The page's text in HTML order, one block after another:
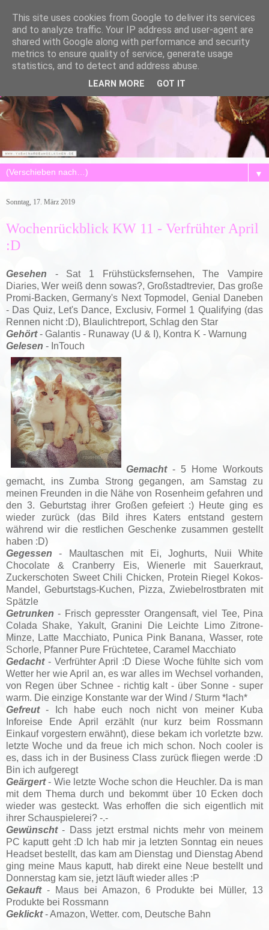
▼
Sonntag, 17. März 2019
Wochenrückblick KW 11 - Verfrühter April
:D
Gesehen - Sat 1 Frühstücksfernsehen, The Vampire
Diaries, Wer weiß denn sowas?, Großstadtrevier, Das große
Promi-Backen, Germany's Next Topmodel, Genial Daneben
- Das Quiz, Let's Dance, Exclusiv, Formel 1 Qualifying (das
Rennen nicht :D), Blaulichtreport, Schlag den Star
Gehört- Galantis - Runaway (U & I), Kontra K - Warnung
Gelesen - InTouch
Gemacht- 5 Home Workouts
gemacht, ins Zumba Strong gegangen, am Samstag zu
meinen Freunden in die Nähe von Rosenheim gefahren und
den 3. Geburtstag ihrer Großen gefeiert :) Heute ging es
wieder zurück (das Bild ihres Katers entstand gestern
während wir die restlichen Geschenke zusammen gestellt
haben :D)
Gegessen - Maultaschen mit Ei, Joghurts, Nuii White
Chocolate & Cranberry Eis, Wienerle mit Sauerkraut,
Zuckerschoten Sweet Chili Chicken, Protein Riegel Kokos-
Mandel, Geburtstags-Kuchen, Pizza, Zwiebelrostbraten mit
Spätzle
Getrunken - Frisch gepresster Orangensaft, viel Tee, Pina
Colada Shake, Yakult, Granini Die Leichte Limo Zitrone-
Minze, Latte Macchiato, Punica Pink Banana, Wasser, rote
Schorle, Pfanner Pure Früchtetee, Caramel Macchiato
Gedacht- Verfrühter April :D Diese Woche fühlte sich vom
Wetter her wie April an, es war alles im Wechsel vorhanden,
von Regen über Schnee - richtig kalt - über Sonne - super
warm. Die einzige Konstante war der Wind / Sturm *lach*
Gefreut- Ich habe euch noch nicht von meiner Kuba
Inforeise Ende April erzählt (nur kurz beim Rossmann
Einkauf vorgestern erwähnt), diese bekam ich vorletzte bzw.
letzte Woche und da freue ich mich schon. Noch cooler is
es, dass ich in der Business Class zurück fliegen werde :D
Bin ich aufgeregt
Geärgert- Wie letzte Woche schon die Heuchler. Da is man
mit dem Thema durch und bekommt über 10 Ecken doch
wieder was gesteckt. Was erhoffen die sich eigentlich mit
ihrer Schauspielerei? -.-
Gewünscht- Dass jetzt erstmal nichts mehr von meinem
PC kaputt geht :D Ich hab mir ja letzten Sonntag ein neues
Headset bestellt, das kam am Dienstag und Dienstag Abend
ging meine Maus kaputt, hab direkt eine Neue bestellt und
Donnerstag kam sie, jetzt läuft wieder alles :P
Gekauft- Maus bei Amazon, 6 Produkte bei Müller, 13
Produkte bei Rossmann
Geklickt- Amazon, Wetter. com, Deutsche Bahn
This site uses cookies from Google to deliver its services
and to analyze traffic. Your IP address and user-agent are
shared with Google along with performance and security
metrics to ensure quality of service, generate usage
statistics, and to detect and address abuse.
LEARN MORE GOT IT